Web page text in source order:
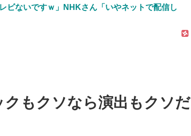
ビないですｗ」NHKさん「いやネットで配信し
もクソなら演出もクソだ